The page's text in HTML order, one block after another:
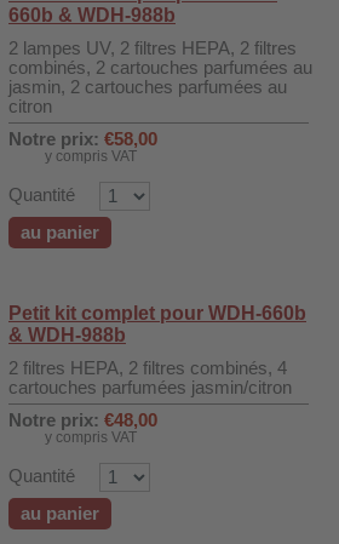
660b & WDH-988b
2 lampes UV, 2 filtres HEPA, 2 filtres
combinés, 2 cartouches parfumées au
jasmin, 2 cartouches parfumées au
citron
Notre prix: €58,00
y compris VAT
Quantité
au panier
Petit kit complet pour WDH-660b
& WDH-988b
2 filtres HEPA, 2 filtres combinés, 4
cartouches parfumées jasmin/citron
Notre prix: €48,00
y compris VAT
Quantité
au panier